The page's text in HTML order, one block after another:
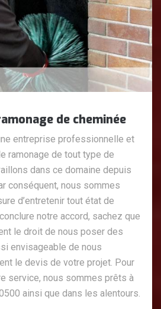
de cheminée
entreprise professionnelle et
ramonage de tout type de
dans ce domaine depuis
conséquent, nous sommes
d’entretenir tout état de
notre accord, sachez que
le droit de nous poser des
envisageable de nous
le devis de votre projet. Pour
service, nous sommes prêts à
ainsi que dans les alentours.